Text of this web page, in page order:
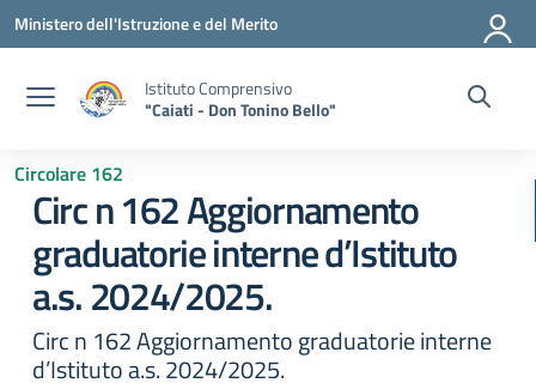
Vai ai contenuti
Vai al menu di navigazione
Vai al footer
Ministero dell'Istruzione e del Merito
Istituto Comprensivo
"Caiati - Don Tonino Bello"
Circolare 162
Circ n 162 Aggiornamento
graduatorie interne d’Istituto
a.s. 2024/2025.
Circ n 162 Aggiornamento graduatorie interne
d’Istituto a.s. 2024/2025.